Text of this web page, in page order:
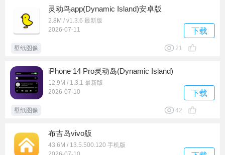
灵动鸟app(Dynamic Island)安卓版
2.8M / v1.3.6 最新版
2026-07-11
下载
壁纸图像 21
iPhone 14 Pro灵动岛(Dynamic Island)
12.9M / 1.3.1 最新版
2026-07-10
下载
壁纸图像 42
布吉岛vivo版
43.6M / 13.5.500.120 手机版